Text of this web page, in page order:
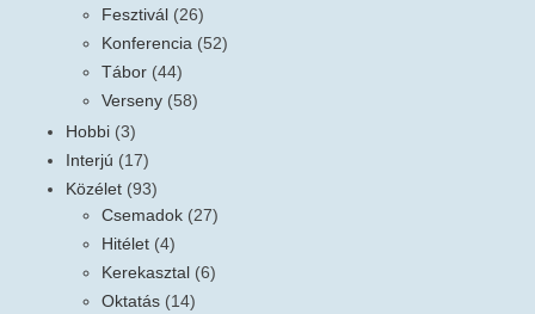
Fesztivál (26)
Konferencia (52)
Tábor (44)
Verseny (58)
Hobbi (3)
Interjú (17)
Közélet (93)
Csemadok (27)
Hitélet (4)
Kerekasztal (6)
Oktatás (14)